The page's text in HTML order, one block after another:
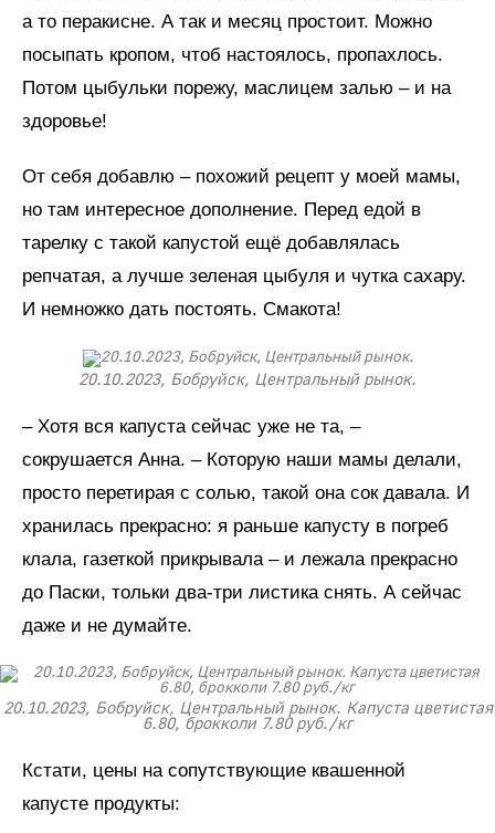
а то перакисне. А так и месяц простоит. Можно
посыпать кропом, чтоб настоялось, пропахлось.
Потом цыбульки порежу, маслицем залью – и на
здоровье!
От себя добавлю – похожий рецепт у моей мамы,
но там интересное дополнение. Перед едой в
тарелку с такой капустой ещё добавлялась
репчатая, а лучше зеленая цыбуля и чутка сахару.
И немножко дать постоять. Смакота!
20.10.2023, Бобруйск, Центральный рынок.
– Хотя вся капуста сейчас уже не та, –
сокрушается Анна. – Которую наши мамы делали,
просто перетирая с солью, такой она сок давала. И
хранилась прекрасно: я раньше капусту в погреб
клала, газеткой прикрывала – и лежала прекрасно
до Паски, тольки два-три листика снять. А сейчас
даже и не думайте.
20.10.2023, Бобруйск, Центральный рынок. Капуста цветистая
6.80, брокколи 7.80 руб./кг
Кстати, цены на сопутствующие квашенной
капусте продукты: